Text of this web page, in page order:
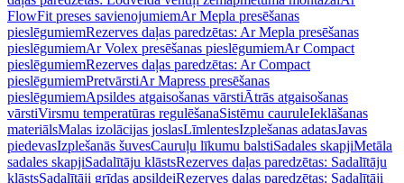
FlowFit preses savienojumiemAr Mepla presēšanas
pieslēgumiemRezerves daļas paredzētas: Ar Mepla presēšanas
pieslēgumiemAr Volex presēšanas pieslēgumiemAr Compact
pieslēgumiemRezerves daļas paredzētas: Ar Compact
pieslēgumiemPretvārstiAr Mapress presēšanas
pieslēgumiemApsildes atgaisošanas vārstiĀtrās atgaisošanas
vārstiVirsmu temperatūras regulēšanaSistēmu cauruleIeklāšanas
materiālsMalas izolācijas joslasLīmlentesIzplešanas adatasJavas
piedevasIzplešanās šuvesCauruļu līkumu balstiSadales skapjiMetāla
sadales skapjiSadalītāju klāstsRezerves daļas paredzētas: Sadalītāju
klāstsSadalītāji grīdas apsildeiRezerves daļas paredzētas: Sadalītāji